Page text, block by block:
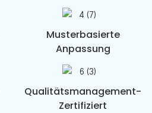
Musterbasierte
Anpassung
Qualitätsmanagement-
Zertifiziert